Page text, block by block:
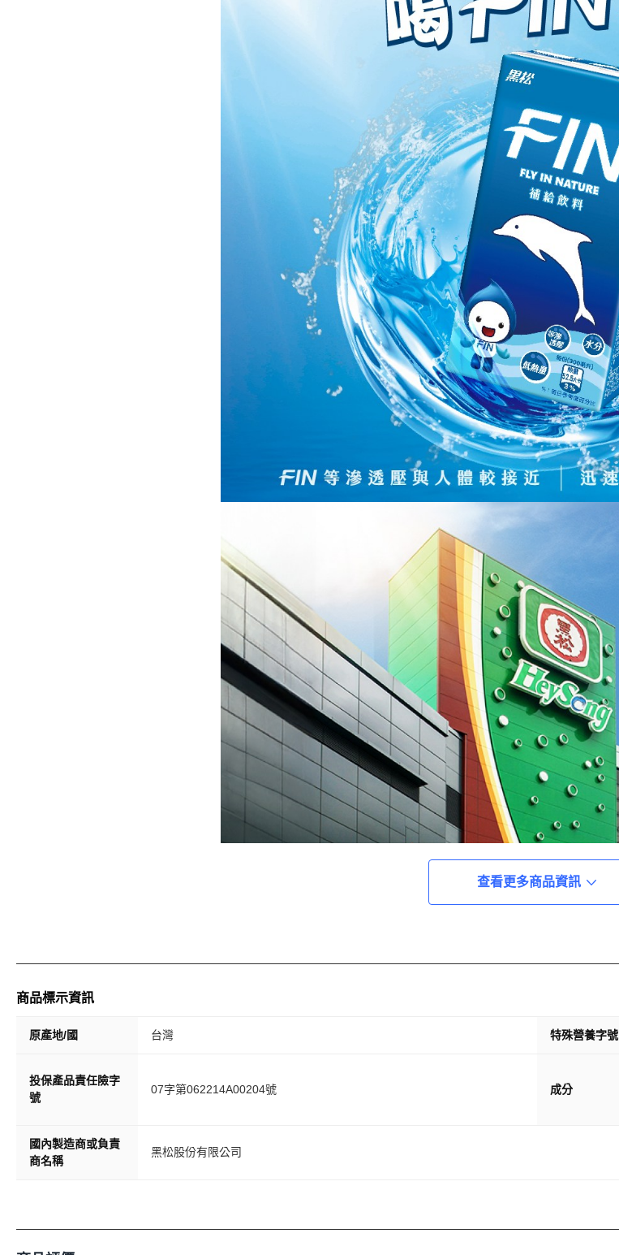
查看更多商品資訊
商品標示資訊
原產地/國 台灣 特殊營養字號
投保產品責任險字
號
07字第062214A00204號 成分
國內製造商或負責
商名稱
黑松股份有限公司